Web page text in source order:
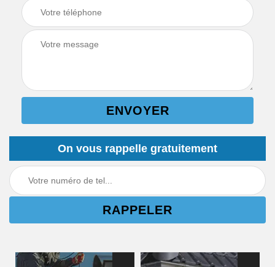
On vous rappelle gratuitement